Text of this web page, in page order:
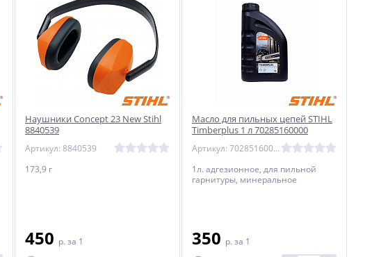
Наушники Concept 23 New Stihl
8840539
Артикул: 8840539
173,9 г
450 p. за 1
Масло для пильных цепей STIHL
Timberplus 1 л 70285160000
Артикул: 70285160000
1л. адгезионное, для пильной
гарнитуры, минеральное
350 p. за 1